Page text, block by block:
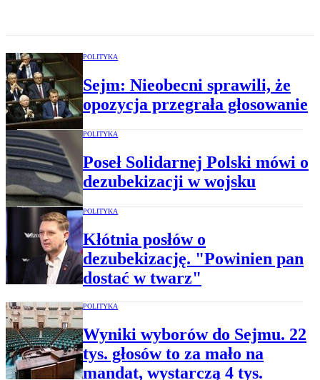
POLITYKA
Sejm: Nieobecni sprawili, że
opozycja przegrała głosowanie
POLITYKA
Poseł Solidarnej Polski mówi o
dezubekizacji w wojsku
POLITYKA
Kłótnia posłów o
dezubekizację. "Powinien pan
dostać w twarz"
POLITYKA
Wyniki wyborów do Sejmu. 22
tys. głosów to za mało na
mandat, wystarczą 4 tys.